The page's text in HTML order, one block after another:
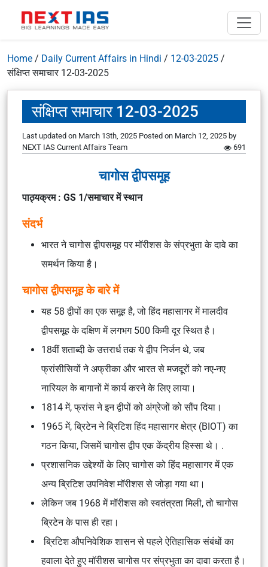
Home / Daily Current Affairs in Hindi / 12-03-2025 /
संक्षिप्त समाचार 12-03-2025
संक्षिप्त समाचार 12-03-2025
Last updated on March 13th, 2025 Posted on March 12, 2025 by
NEXT IAS Current Affairs Team
691
चागोस द्वीपसमूह
पाठ्यक्रम : GS 1/समाचार में स्थान
संदर्भ
भारत ने चागोस द्वीपसमूह पर मॉरीशस के संप्रभुता के दावे का
समर्थन किया है।
चागोस द्वीपसमूह के बारे में
यह 58 द्वीपों का एक समूह है, जो हिंद महासागर में मालदीव
द्वीपसमूह के दक्षिण में लगभग 500 किमी दूर स्थित है।
18वीं शताब्दी के उत्तरार्ध तक ये द्वीप निर्जन थे, जब
फ्रांसीसियों ने अफ्रीका और भारत से मजदूरों को नए-नए
नारियल के बागानों में कार्य करने के लिए लाया।
1814 में, फ्रांस ने इन द्वीपों को अंग्रेजों को सौंप दिया।
1965 में, ब्रिटेन ने ब्रिटिश हिंद महासागर क्षेत्र (BIOT) का
गठन किया, जिसमें चागोस द्वीप एक केंद्रीय हिस्सा थे। .
प्रशासनिक उद्देश्यों के लिए चागोस को हिंद महासागर में एक
अन्य ब्रिटिश उपनिवेश मॉरीशस से जोड़ा गया था।
लेकिन जब 1968 में मॉरीशस को स्वतंत्रता मिली, तो चागोस
ब्रिटेन के पास ही रहा।
ब्रिटिश औपनिवेशिक शासन से पहले ऐतिहासिक संबंधों का
हवाला देते हुए मॉरीशस चागोस पर संप्रभुता का दावा करता है।